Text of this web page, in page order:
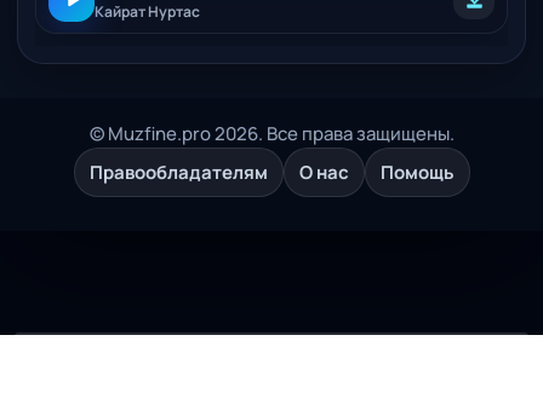
Кайрат Нуртас
© Muzfine.pro 2026. Все права защищены.
Правообладателям
О нас Помощь